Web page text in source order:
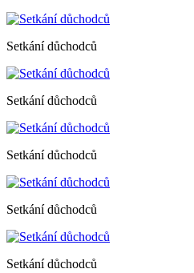
Setkání důchodců
Setkání důchodců
Setkání důchodců
Setkání důchodců
Setkání důchodců